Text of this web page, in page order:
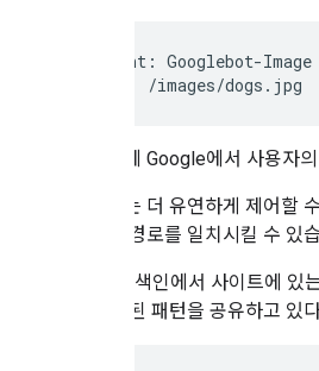
User-agent: Googlebot-Image
Disallow: /images/dogs.jpg
다음번에 Google에서 사용자의
규칙에는 더 유연하게 제어할
이미지 경로를 일치시킬 수 있
Google 색인에서 사이트에 있
은 공통된 패턴을 공유하고 있